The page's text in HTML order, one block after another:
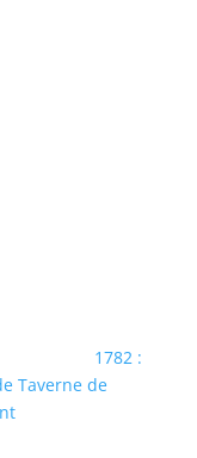
1782 :
Taverne de